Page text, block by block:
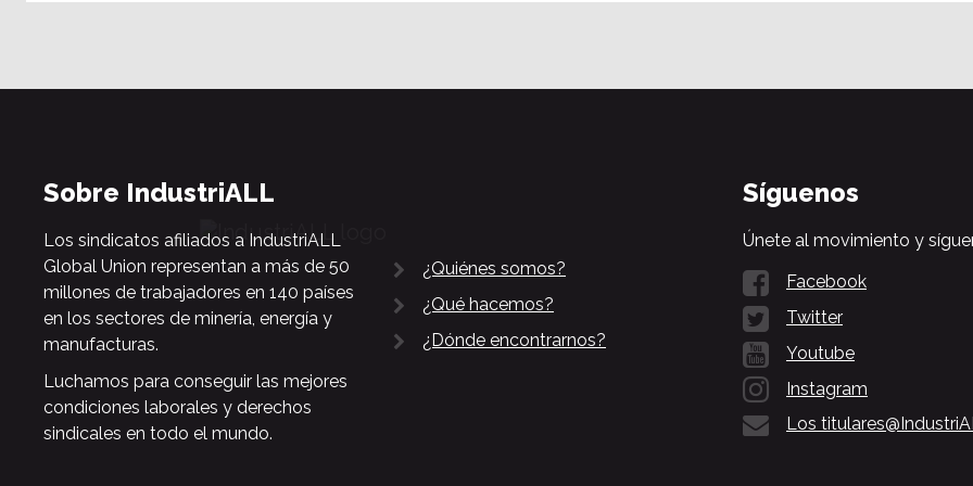
Sobre IndustriALL
Los sindicatos afiliados a IndustriALL
Global Union representan a más de 50
millones de trabajadores en 140 países
en los sectores de minería, energía y
manufacturas.
Luchamos para conseguir las mejores
condiciones laborales y derechos
sindicales en todo el mundo.
¿Quiénes somos?
¿Qué hacemos?
¿Dónde encontrarnos?
Síguenos
Únete al movimiento y
Facebook
Twitter
Youtube
Instagram
Los